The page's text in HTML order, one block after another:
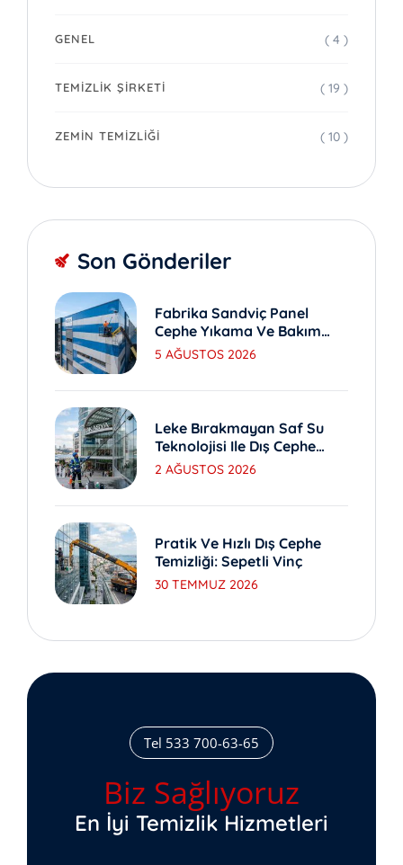
GENEL ( 4 )
TEMIZLIK ŞIRKETI ( 19 )
ZEMIN TEMIZLIĞI ( 10 )
Son Gönderiler
Fabrika Sandviç Panel
Cephe Yıkama Ve Bakım
Yöntemleri
5 AĞUSTOS 2026
Leke Bırakmayan Saf Su
Teknolojisi Ile Dış Cephe
Yıkama
2 AĞUSTOS 2026
Pratik Ve Hızlı Dış Cephe
Temizliği: Sepetli Vinç
30 TEMMUZ 2026
Tel 533 700-63-65
Biz Sağlıyoruz
En İyi Temizlik Hizmetleri